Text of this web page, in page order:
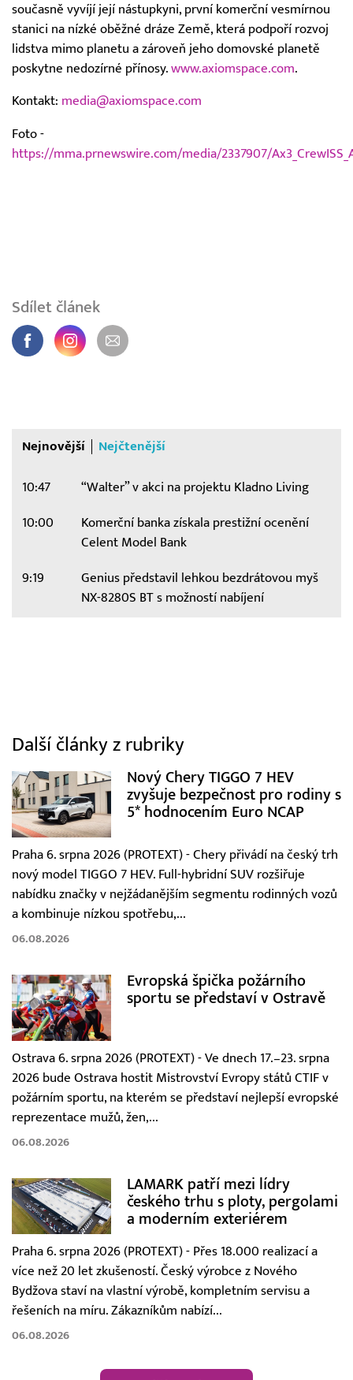
současně vyvíjí její nástupkyni, první komerční vesmírnou
stanici na nízké oběžné dráze Země, která podpoří rozvoj
lidstva mimo planetu a zároveň jeho domovské planetě
poskytne nedozírné přínosy. www.axiomspace.com.
Kontakt: media@axiomspace.com
Foto -
https://mma.prnewswire.com/media/2337907/
Sdílet článek
Nejnovější Nejčtenější
10:47 “Walter” v akci na projektu Kladno Living
10:00
Komerční banka získala prestižní ocenění
Celent Model Bank
9:19
Genius představil lehkou bezdrátovou myš
NX-8280S BT s možností nabíjení
Další články z rubriky
Nový Chery TIGGO 7 HEV
zvyšuje bezpečnost pro rodiny s
5* hodnocením Euro NCAP
Praha 6. srpna 2026 (PROTEXT) - Chery přivádí na český trh
nový model TIGGO 7 HEV. Full-hybridní SUV rozšiřuje
nabídku značky v nejžádanějším segmentu rodinných vozů
a kombinuje nízkou spotřebu,...
06.08.2026
Evropská špička požárního
sportu se představí v Ostravě
Ostrava 6. srpna 2026 (PROTEXT) - Ve dnech 17.–23. srpna
2026 bude Ostrava hostit Mistrovství Evropy států CTIF v
požárním sportu, na kterém se představí nejlepší evropské
reprezentace mužů, žen,...
06.08.2026
LAMARK patří mezi lídry
českého trhu s ploty, pergolami
a moderním exteriérem
Praha 6. srpna 2026 (PROTEXT) - Přes 18.000 realizací a
více než 20 let zkušeností. Český výrobce z Nového
Bydžova staví na vlastní výrobě, kompletním servisu a
řešeních na míru. Zákazníkům nabízí...
06.08.2026